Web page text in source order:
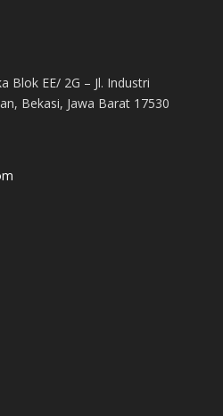
Blok EE/ 2G – Jl. Industri
Bekasi, Jawa Barat 17530